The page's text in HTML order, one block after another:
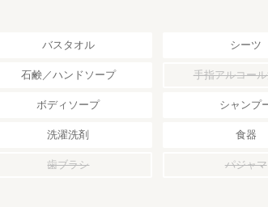
バスタオル シーツ
石鹸／ハンドソープ 手指アルコー
ボディソープ シャンプ
洗濯洗剤 食器
歯ブラシ パジャマ